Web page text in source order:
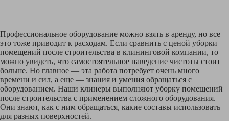
Профессиональное оборудование можно взять в аренду, но все
это тоже приводит к расходам. Если сравнить с ценой уборки
помещений после строительства в клининговой компании, то
можно увидеть, что самостоятельное наведение чистоты стоит
больше. Но главное — эта работа потребует очень много
времени и сил, а еще — знания и умения обращаться с
оборудованием. Наши клинеры выполняют уборку помещений
после строительства с применением сложного оборудования.
Они знают, как с ним обращаться, какие составы использовать
для разных поверхностей.